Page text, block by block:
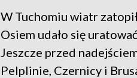
W Tuchomiu wiatr
Osiem udało się
Jeszcze przed
Pelplinie, Czernicy i